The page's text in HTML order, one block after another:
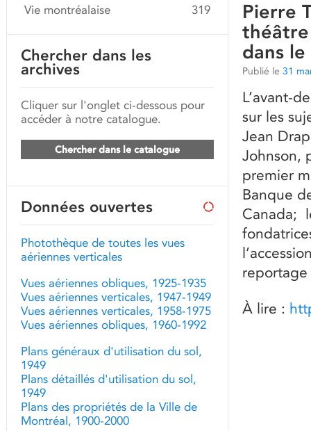
Pierre
théâtre
dans
Publié le 31
L’avant-
sur les
Jean
Johnson,
premier
Banque
Canada;
reportage
À lire :
Vie montréalaise
319
Chercher dans les
archives
Cliquer sur l'onglet ci-dessous pour
accéder à notre catalogue.
Chercher dans le catalogue
Données ouvertes
Photothèque de toutes les vues
aériennes verticales
Vues aériennes obliques, 1925-1935
Vues aériennes verticales, 1947-1949
Vues aériennes verticales, 1958-1975
Vues aériennes obliques, 1960-1992
Plans généraux d'utilisation du sol,
1949
Plans détaillés d'utilisation du sol,
1949
Plans des propriétés de la Ville de
Montréal, 1900-2000